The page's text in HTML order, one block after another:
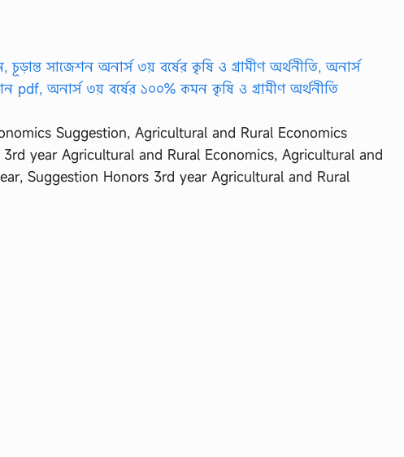
Suggestion, Agricultural and Rural Economics
year Agricultural and Rural Economics, Agricultural and
Suggestion Honors 3rd year Agricultural and Rural